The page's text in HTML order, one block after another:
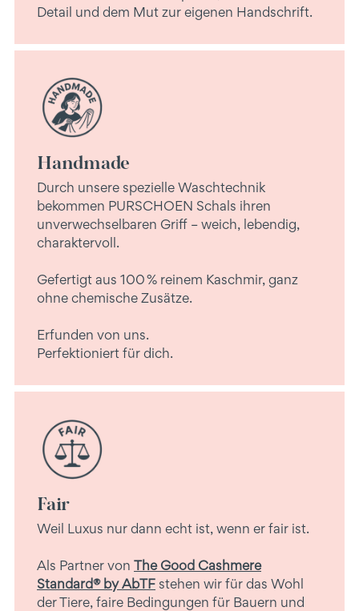
Detail und dem Mut zur eigenen Handschrift.
Handmade
Durch unsere spezielle Waschtechnik
bekommen PURSCHOEN Schals ihren
unverwechselbaren Griff – weich, lebendig,
charaktervoll.
Gefertigt aus 100 % reinem Kaschmir, ganz
ohne chemische Zusätze.
Erfunden von uns.
Perfektioniert für dich.
Fair
Weil Luxus nur dann echt ist, wenn er fair ist.
Als Partner von The Good Cashmere
Standard® by AbTF stehen wir für das Wohl
der Tiere, faire Bedingungen für Bauern und